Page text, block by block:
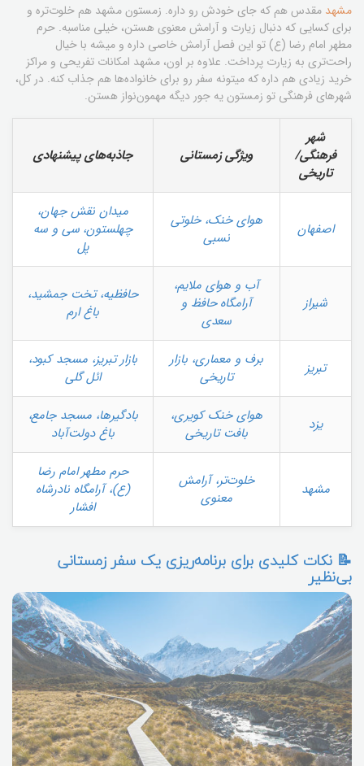
مشهد مقدس هم که جای خودش رو داره. زمستون مشهد هم خلوت‌تره و
برای کسایی که دنبال زیارت و آرامش معنوی هستن، خیلی مناسبه. حرم
مطهر امام رضا (ع) تو این فصل آرامش خاصی داره و میشه با خیال
راحت‌تری به زیارت پرداخت. علاوه بر اون، مشهد امکانات تفریحی و مراکز
خرید زیادی هم داره که میتونه سفر رو برای خانواده‌ها هم جذاب کنه. در کل،
شهرهای فرهنگی تو زمستون یه جور دیگه مهمون‌نواز هستن.
شهر
فرهنگی/
تاریخی
ویژگی زمستانی جاذبه‌های پیشنهادی
اصفهان
هوای خنک، خلوتی
نسبی
میدان نقش جهان،
چهلستون، سی و سه
پل
شیراز
آب و هوای ملایم،
آرامگاه حافظ و
سعدی
حافظیه، تخت جمشید،
باغ ارم
تبریز
برف و معماری، بازار
تاریخی
بازار تبریز، مسجد کبود،
ائل گلی
یزد
هوای خنک کویری،
بافت تاریخی
بادگیرها، مسجد جامع،
باغ دولت‌آباد
مشهد
خلوت‌تر، آرامش
معنوی
حرم مطهر امام رضا
(ع)، آرامگاه نادرشاه
افشار
📝 نکات کلیدی برای برنامه‌ریزی یک سفر زمستانی
بی‌نظیر